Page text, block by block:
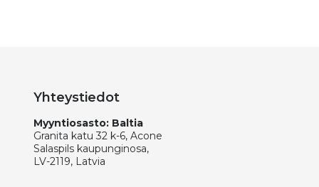
Yhteystiedot
Myyntiosasto: Baltia
Granita katu 32 k-6, Acone
Salaspils kaupunginosa,
LV-2119, Latvia